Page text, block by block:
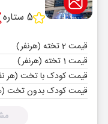
5 ستاره
قیمت 2 تخته (هرنفر)
قیمت 1 تخته (هرنفر)
قیمت کودک با تخت (هر
قیمت کودک بدون تخت